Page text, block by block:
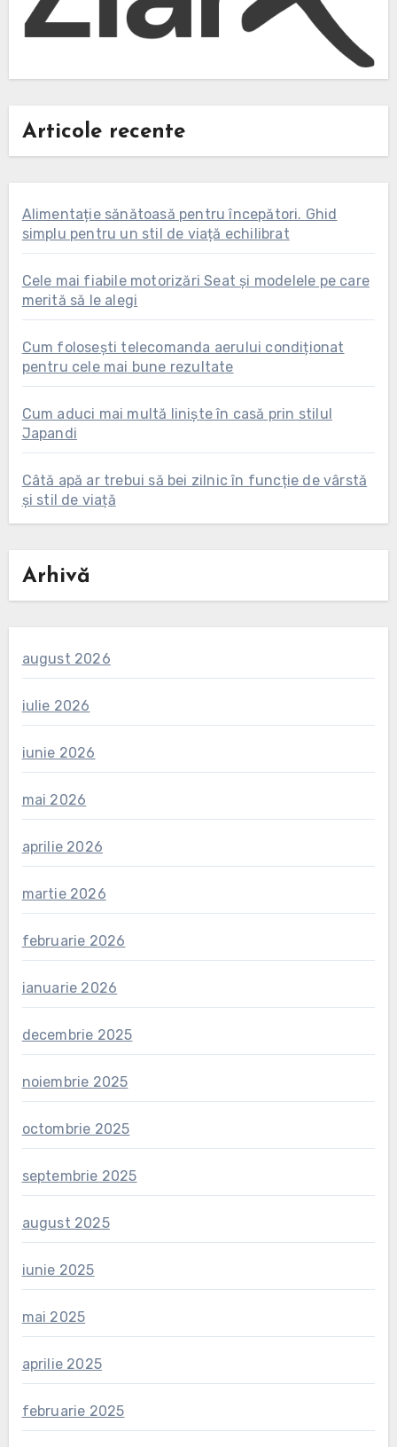
Articole recente
Alimentație sănătoasă pentru începători. Ghid
simplu pentru un stil de viață echilibrat
Cele mai fiabile motorizări Seat și modelele pe care
merită să le alegi
Cum folosești telecomanda aerului condiționat
pentru cele mai bune rezultate
Cum aduci mai multă liniște în casă prin stilul
Japandi
Câtă apă ar trebui să bei zilnic în funcție de vârstă
și stil de viață
Arhivă
august 2026
iulie 2026
iunie 2026
mai 2026
aprilie 2026
martie 2026
februarie 2026
ianuarie 2026
decembrie 2025
noiembrie 2025
octombrie 2025
septembrie 2025
august 2025
iunie 2025
mai 2025
aprilie 2025
februarie 2025